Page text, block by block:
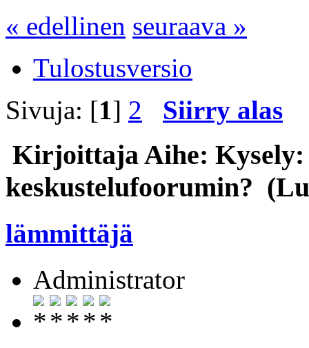
« edellinen seuraava »
Tulostusversio
Sivuja: [1] 2 Siirry alas
KirjoittajaAihe:
keskustelufoorumin?
lämmittäjä
Administrator